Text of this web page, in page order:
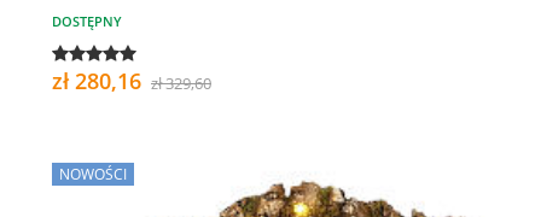
DOSTĘPNY
zł 280,16 zł 329,60
NOWOŚCI